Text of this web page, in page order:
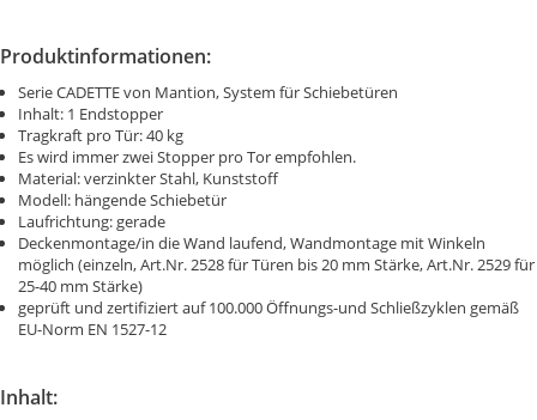
Produktinformationen:
Serie CADETTE von Mantion, System für Schiebetüren
Inhalt: 1 Endstopper
Tragkraft pro Tür: 40 kg
Es wird immer zwei Stopper pro Tor empfohlen.
Material: verzinkter Stahl, Kunststoff
Modell: hängende Schiebetür
Laufrichtung: gerade
Deckenmontage/in die Wand laufend, Wandmontage mit Winkeln
möglich (einzeln, Art.Nr. 2528 für Türen bis 20 mm Stärke, Art.Nr. 2529 für
25-40 mm Stärke)
geprüft und zertifiziert auf 100.000 Öffnungs-und Schließzyklen gemäß
EU-Norm EN 1527-12
Inhalt: